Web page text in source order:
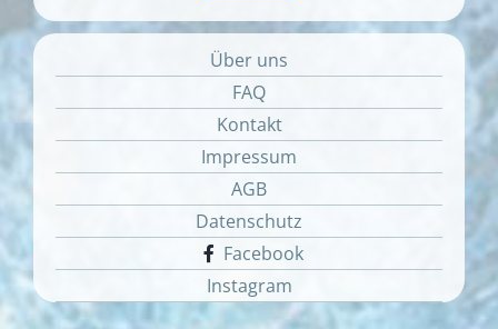
Über uns
FAQ
Kontakt
Impressum
AGB
Datenschutz
Facebook
Instagram